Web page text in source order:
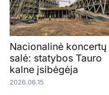
Nacionalinė koncertų
salė: statybos Tauro
kalne įsibėgėja
2026.06.15